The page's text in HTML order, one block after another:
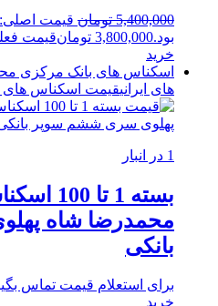
5,400,000 تومان
بود.3,800,000 تومانقیمت فعلی: 3,800,000
خرید
اسکناس های بانک مرکزی
های ایرانیقیمت اسکناس های
1 در انبار
محمدرضا شاه
بانکی
برای استعلام قیمت تماس
خرید